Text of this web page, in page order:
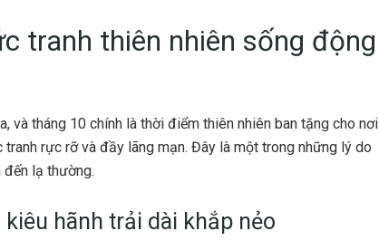
tranh thiên nhiên sống động
và tháng 10 chính là thời điểm thiên nhiên ban tặng cho nơi
rực rỡ và đầy lãng mạn. Đây là một trong những lý do
lạ thường.
hãnh trải dài khắp nẻo